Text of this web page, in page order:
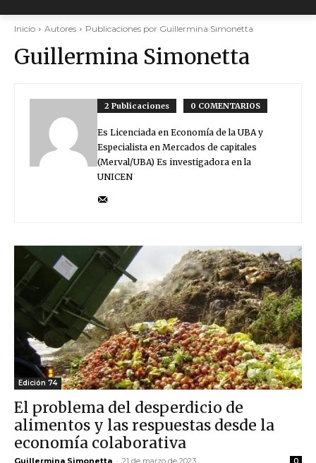
Inicio Autores Publicaciones por Guillermina Simonetta
Guillermina Simonetta
2 Publicaciones 0 COMENTARIOS
Es Licenciada en Economía de la UBA y
Especialista en Mercados de capitales
(Merval/UBA) Es investigadora en la
UNICEN
Edición 74
El problema del desperdicio de
alimentos y las respuestas desde la
economía colaborativa
Guillermina Simonetta - 21 de marzo de 2023